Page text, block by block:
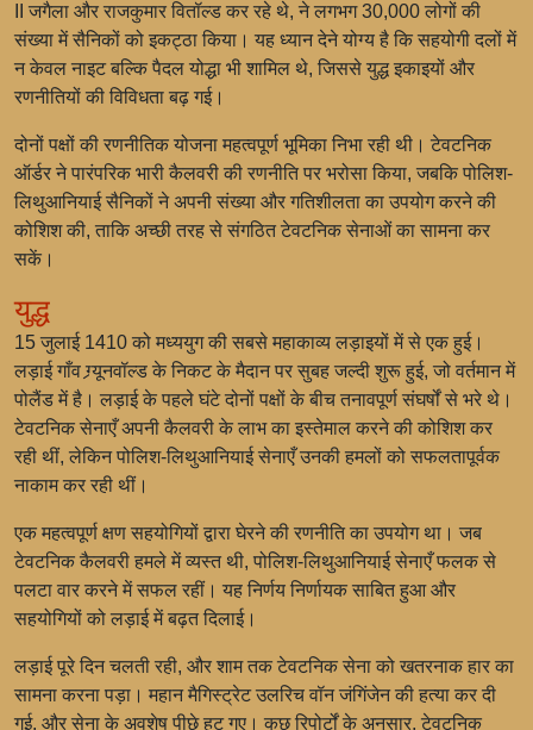
II जगैला और राजकुमार वितॉल्ड कर रहे थे, ने लगभग 30,000 लोगों की
संख्या में सैनिकों को इकट्ठा किया। यह ध्यान देने योग्य है कि सहयोगी दलों में
न केवल नाइट बल्कि पैदल योद्धा भी शामिल थे, जिससे युद्ध इकाइयों और
रणनीतियों की विविधता बढ़ गई।
दोनों पक्षों की रणनीतिक योजना महत्वपूर्ण भूमिका निभा रही थी। टेवटनिक
ऑर्डर ने पारंपरिक भारी कैलवरी की रणनीति पर भरोसा किया, जबकि पोलिश-
लिथुआनियाई सैनिकों ने अपनी संख्या और गतिशीलता का उपयोग करने की
कोशिश की, ताकि अच्छी तरह से संगठित टेवटनिक सेनाओं का सामना कर
सकें।
युद्ध
15 जुलाई 1410 को मध्ययुग की सबसे महाकाव्य लड़ाइयों में से एक हुई।
लड़ाई गाँव ग्र्यूनवॉल्ड के निकट के मैदान पर सुबह जल्दी शुरू हुई, जो वर्तमान में
पोलैंड में है। लड़ाई के पहले घंटे दोनों पक्षों के बीच तनावपूर्ण संघर्षों से भरे थे।
टेवटनिक सेनाएँ अपनी कैलवरी के लाभ का इस्तेमाल करने की कोशिश कर
रही थीं, लेकिन पोलिश-लिथुआनियाई सेनाएँ उनकी हमलों को सफलतापूर्वक
नाकाम कर रही थीं।
एक महत्वपूर्ण क्षण सहयोगियों द्वारा घेरने की रणनीति का उपयोग था। जब
टेवटनिक कैलवरी हमले में व्यस्त थी, पोलिश-लिथुआनियाई सेनाएँ फलक से
पलटा वार करने में सफल रहीं। यह निर्णय निर्णायक साबित हुआ और
सहयोगियों को लड़ाई में बढ़त दिलाई।
लड़ाई पूरे दिन चलती रही, और शाम तक टेवटनिक सेना को खतरनाक हार का
सामना करना पड़ा। महान मैगिस्ट्रेट उलरिच वॉन जंगिंजेन की हत्या कर दी
गई, और सेना के अवशेष पीछे हट गए। कुछ रिपोर्टों के अनुसार, टेवटनिक